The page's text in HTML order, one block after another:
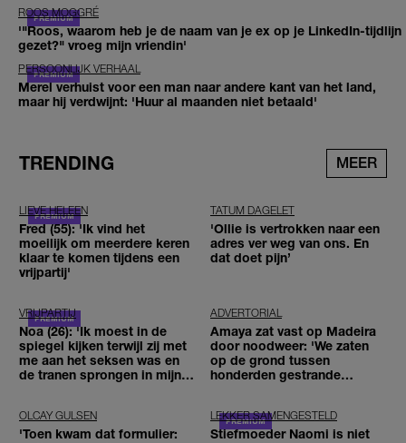
ROOS MOGGRÉ
'"Roos, waarom heb je de naam van je ex op je LinkedIn-tijdlijn
gezet?" vroeg mijn vriendin'
PERSOONLIJK VERHAAL
Merel verhuist voor een man naar andere kant van het land,
maar hij verdwijnt: 'Huur al maanden niet betaald'
TRENDING MEER
LIEVE HELEEN
Fred (55): 'Ik vind het
moeilijk om meerdere keren
klaar te komen tijdens een
vrijpartij'
TATUM DAGELET
'Ollie is vertrokken naar een
adres ver weg van ons. En
dat doet pijn’
VRIJPARTIJ
Noa (26): 'Ik moest in de
spiegel kijken terwijl zij met
me aan het seksen was en
de tranen sprongen in mijn
ADVERTORIAL
Amaya zat vast op Madeira
door noodweer: 'We zaten
op de grond tussen
honderden gestrande
OLCAY GULSEN
'Toen kwam dat formulier:
LEKKER SAMENGESTELD
Stiefmoeder Naomi is niet